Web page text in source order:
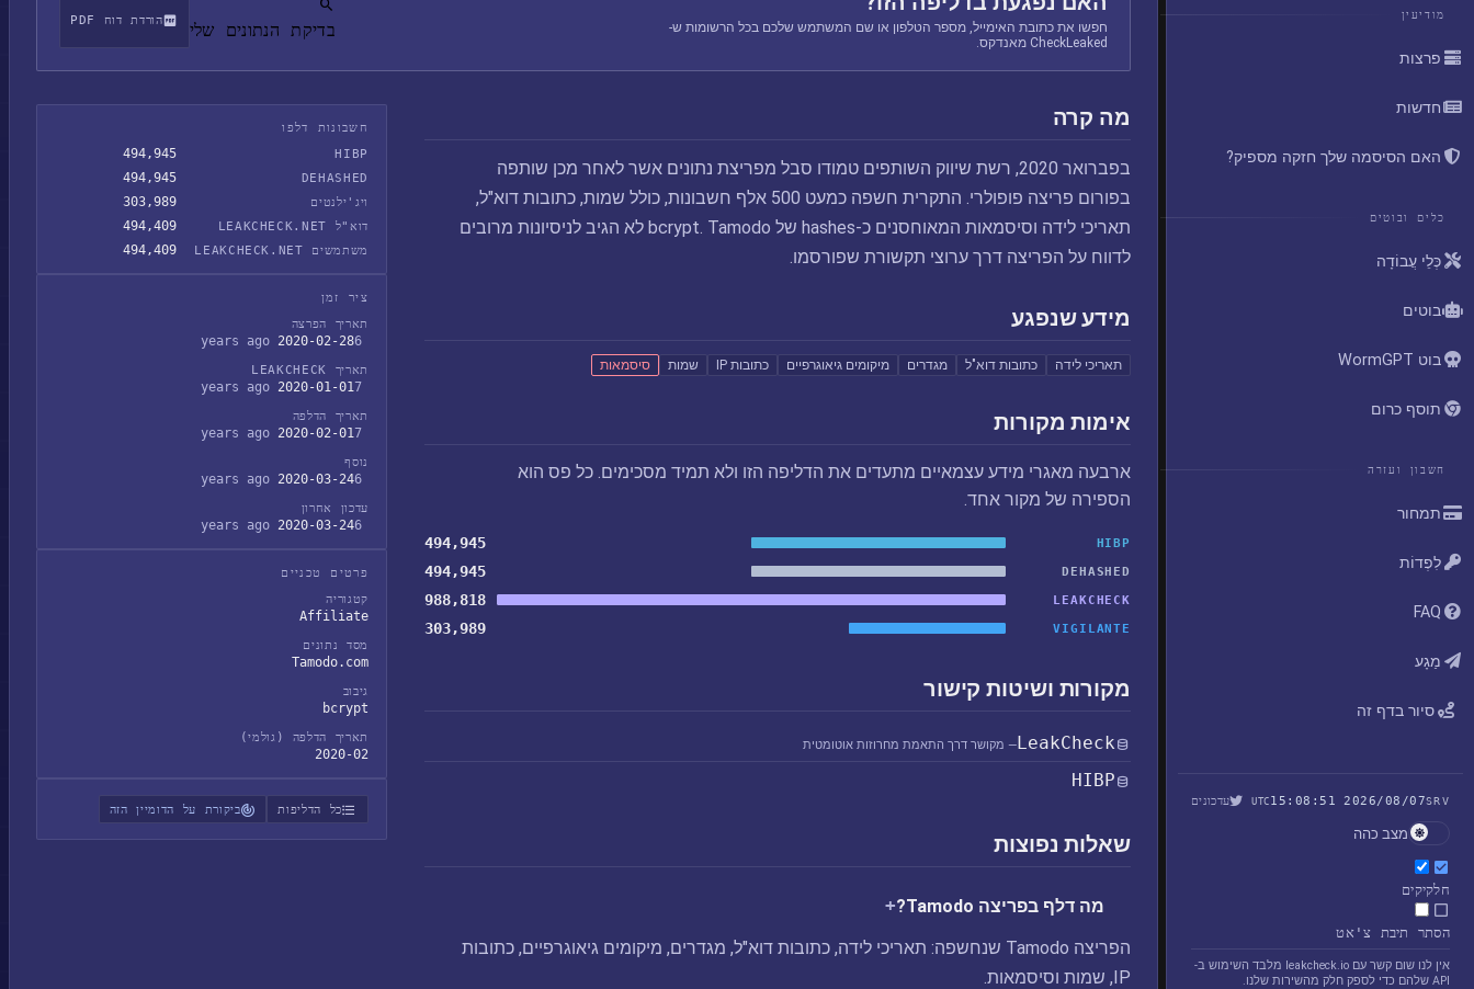
מודיעין
פרצות
חדשות
האם הסיסמה שלך חזקה מספיק?
כלים ובוטים
כְּלֵי עֲבוֹדָה
בוטים
בוט WormGPT
תוסף כרום
חשבון ועזרה
תמחור
לִפְדוֹת
FAQ
מַגָע
סיור בדף זה
SRV
2026/08/07 15:08:51
UTC עדכונים
מצב כהה
חלקיקים
הסתר תיבת צ'אט
אין לנו שום קשר עם leakcheck.io מלבד השימוש ב-
API שלהם כדי לספק חלק מהשירות שלנו.
חפשו את כתובת האימייל, מספר הטלפון או שם המשתמש שלכם בכל הרשומות ש-
CheckLeaked מאנדקס.
בדיקת הנתונים שלי הורדת דוח PDF
מה קרה
בפברואר 2020, רשת שיווק השותפים טמודו סבל מפריצת נתונים אשר לאחר מכן שותפה
בפורום פריצה פופולרי. התקרית חשפה כמעט 500 אלף חשבונות, כולל שמות, כתובות דוא"ל,
תאריכי לידה וסיסמאות המאוחסנים כ-hashes של bcrypt. Tamodo לא הגיב לניסיונות מרובים
לדווח על הפריצה דרך ערוצי תקשורת שפורסמו.
מידע שנפגע
תאריכי לידה כתובות דוא"ל מגדרים מיקומים גיאוגרפיים כתובות IP שמות סיסמאות
אימות מקורות
ארבעה מאגרי מידע עצמאיים מתעדים את הדליפה הזו ולא תמיד מסכימים. כל פס הוא
הספירה של מקור אחד.
HIBP
494,945
DEHASHED
494,945
LEAKCHECK
988,818
VIGILANTE
303,989
מקורות ושיטות קישור
LeakCheck— מקושר דרך התאמת מחרוזות אוטומטית
HIBP
שאלות נפוצות
מה דלף בפריצה Tamodo?
הפריצה Tamodo שנחשפה: תאריכי לידה, כתובות דוא"ל, מגדרים, מיקומים גיאוגרפיים, כתובות
IP, שמות וסיסמאות.
חשבונות דלפו
HIBP
494,945
DEHASHED
494,945
ויג'ילנטים 303,989
דוא"ל LEAKCHECK.NET 494,409
משתמשים LEAKCHECK.NET 494,409
ציר זמן
תאריך הפרצה
2020-02-286 years ago
תאריך LEAKCHECK
2020-01-017 years ago
תאריך הדלפה
2020-02-017 years ago
נוסף
2020-03-246 years ago
עדכון אחרון
2020-03-246 years ago
פרטים טכניים
קטגוריה
Affiliate
מסד נתונים
Tamodo.com
גיבוב
bcrypt
תאריך הדלפה (גולמי)
2020-02
כל הדליפות ביקורת על הדומיין הזה